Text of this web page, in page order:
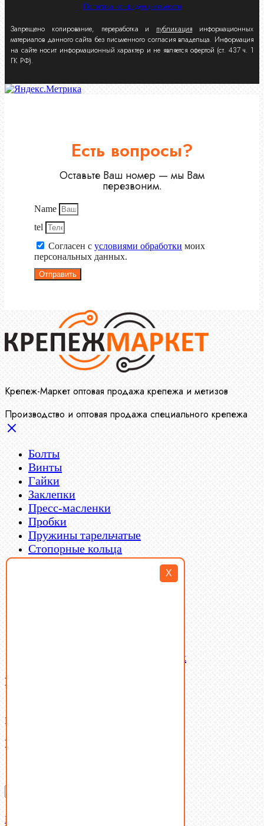
X
Политика конфиденциальности
Запрещено копирование, переработка и публикация информационных
материалов данного сайта без письменного согласия владельца. Информация
на сайте носит информационный характер и не является офертой (ст. 437 ч. 1
ГК РФ).
Есть вопросы?
Оставьте Ваш номер — мы Вам
перезвоним.
Name
tel
Согласен с условиями обработки моих
персональных данных.
Отправить
Крепеж-Маркет оптовая продажа крепежа и метизов
Производство и оптовая продажа специального крепежа
Болты
Винты
Гайки
Заклепки
Пресс-масленки
Пробки
Пружины тарельчатые
Стопорные кольца
Такелаж
Латунный и бронзовый крепеж
Ваша корзина
В корзине нет товаров.
Поиск
Don't show this popup again